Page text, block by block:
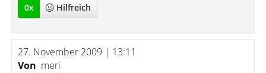
0x Hilfreich
27. November 2009 | 13:11
Von meri